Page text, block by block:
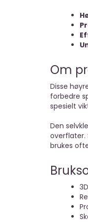
Om
Disse
forbedre
spesielt
Den
overflater.
brukes